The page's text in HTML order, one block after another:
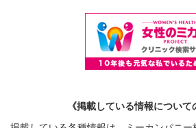
《掲載している情報について